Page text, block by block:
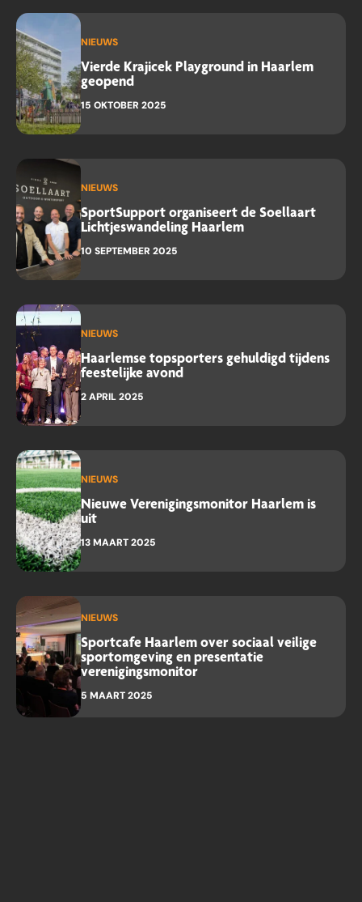
NIEUWS
Vierde Krajicek Playground in Haarlem
geopend
15 OKTOBER 2025
NIEUWS
SportSupport organiseert de Soellaart
Lichtjeswandeling Haarlem
10 SEPTEMBER 2025
NIEUWS
Haarlemse topsporters gehuldigd tijdens
feestelijke avond
2 APRIL 2025
NIEUWS
Nieuwe Verenigingsmonitor Haarlem is
uit
13 MAART 2025
NIEUWS
Sportcafe Haarlem over sociaal veilige
sportomgeving en presentatie
verenigingsmonitor
5 MAART 2025